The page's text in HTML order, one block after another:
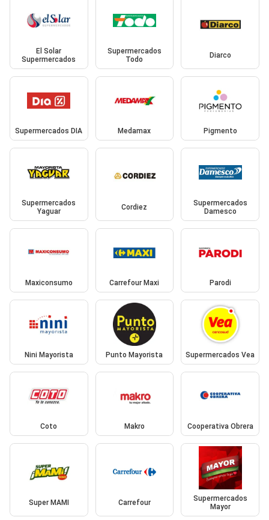
El Solar
Supermercados
Supermercados
Todo
Diarco
Supermercados DIA Medamax Pigmento
Supermercados
Yaguar
Cordiez
Supermercados
Damesco
Maxiconsumo Carrefour Maxi Parodi
Nini Mayorista Punto Mayorista Supermercados Vea
Coto Makro Cooperativa Obrera
Super MAMI Carrefour
Supermercados
Mayor